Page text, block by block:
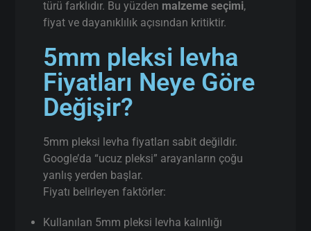
türü farklıdır. Bu yüzden malzeme seçimi,
fiyat ve dayanıklılık açısından kritiktir.
5mm pleksi levha
Fiyatları Neye Göre
Değişir?
5mm pleksi levha fiyatları sabit değildir.
Google’da “ucuz pleksi” arayanların çoğu
yanlış yerden başlar.
Fiyatı belirleyen faktörler:
Kullanılan 5mm pleksi levha kalınlığı